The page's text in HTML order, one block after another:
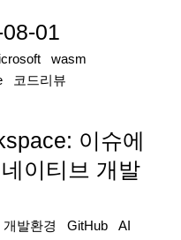
01
wasm
코드리뷰
이슈에
이티브 개발
개발환경 GitHub
AI